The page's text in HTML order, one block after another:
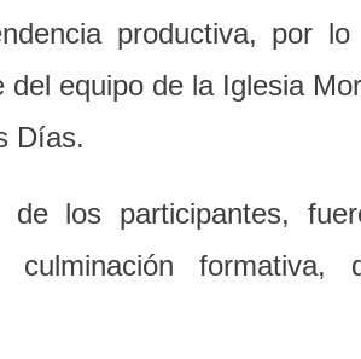
productiva, por
del equipo de la Iglesia
Días.
los participantes,
culminación